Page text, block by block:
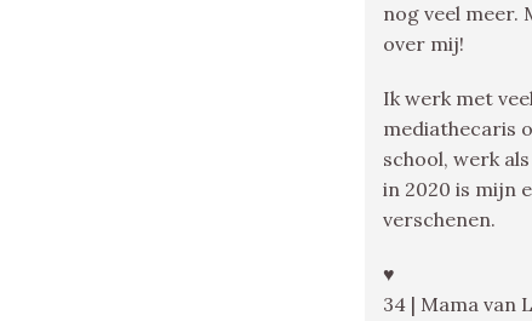
nog veel meer.
over mij!
Ik werk met
mediathecaris
school, werk
in 2020 is mijn
verschenen.
♥
34 | Mama van